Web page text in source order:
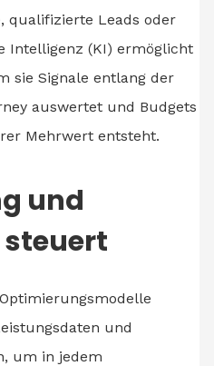
qualifizierte Leads oder
Intelligenz (KI) ermöglicht
sie Signale entlang der
auswertet und Budgets
Mehrwert entsteht.
und
und
um in jedem